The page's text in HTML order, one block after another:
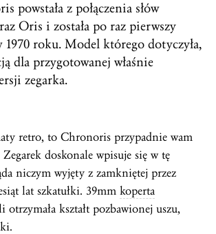
powstała z połączenia słów
Oris i została po raz pierwszy
1970 roku. Model którego dotyczyła,
dla przygotowanej właśnie
zegarka.
retro, to Chronoris przypadnie wam
doskonale wpisuje się w tę
niczym wyjęty z zamkniętej przez
lat szkatułki. 39mm koperta
otrzymała kształt pozbawionej uszu,